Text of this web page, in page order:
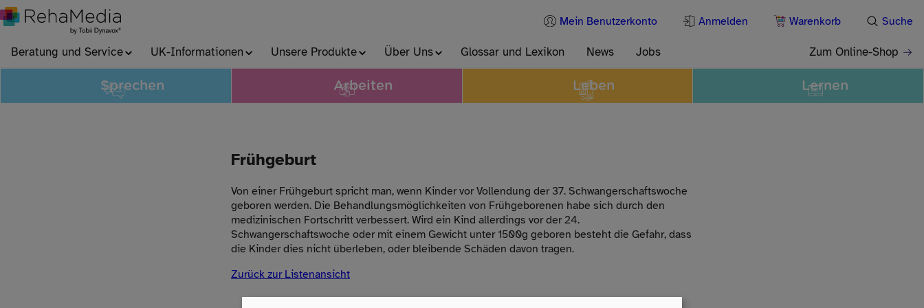
Frühgeburt
Von einer Frühgeburt spricht man, wenn Kinder vor Vollendung der 37. Schwangerschaftswoche
geboren werden. Die Behandlungsmöglichkeiten von Frühgeborenen habe sich durch den
medizinischen Fortschritt verbessert. Wird ein Kind allerdings vor der 24.
Schwangerschaftswoche oder mit einem Gewicht unter 1500g geboren besteht die Gefahr, dass
die Kinder dies nicht überleben, oder bleibende Schäden davon tragen.
Zurück zur Listenansicht
Beratung und Service UK-Informationen Unsere Produkte Über Uns Glossar und Lexikon News Jobs Zum Online-Shop
Mein Benutzerkonto Anmelden Warenkorb Suche
Sprechen Arbeiten Leben Lernen